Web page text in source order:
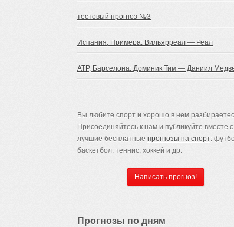
тестовый прогноз №3
Испания, Примера: Вильярреал — Реал
ATP, Барселона: Доминик Тим — Даниил
Вы любите спорт и хорошо в нем
Присоединяйтесь к нам и публикуйте вместе
лучшие бесплатные прогнозы на спорт:
баскетбол, теннис, хоккей и др.
Прогнозы по дням